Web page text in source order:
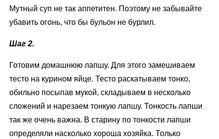
Мутный суп не так аппетитен. Поэтому не забывайте
убавить огонь, что бы бульон не бурлил.
Шаг 2.
Готовим домашнюю лапшу. Для этого замешиваем
тесто на курином яйце. Тесто раскатываем тонко,
обильно посыпав мукой, складываем в несколько
сложений и нарезаем тонкую лапшу. Тонкость лапши
так же очень важна. В старину по тонкости лапши
определяли насколько хороша хозяйка. Только